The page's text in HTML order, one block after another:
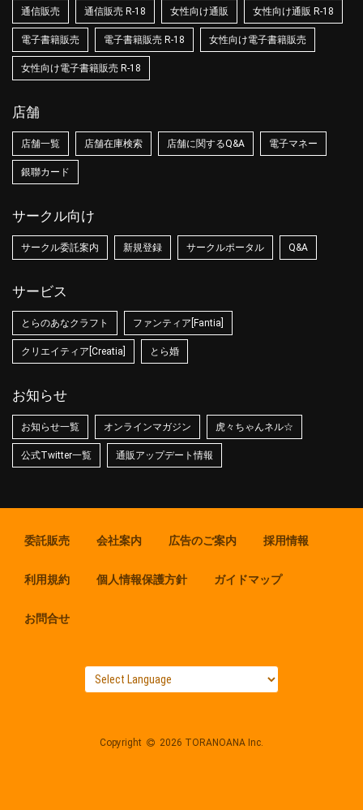
通信販売 通信販売 R-18 女性向け通販 女性向け通販 R-18
電子書籍販売 電子書籍販売 R-18 女性向け電子書籍販売
女性向け電子書籍販売 R-18
店舗
店舗一覧 店舗在庫検索 店舗に関するQ&A 電子マネー
銀聯カード
サークル向け
サークル委託案内 新規登録 サークルポータル Q&A
サービス
とらのあなクラフト ファンティア[Fantia]
クリエイティア[Creatia] とら婚
お知らせ
お知らせ一覧 オンラインマガジン 虎々ちゃんネル☆
公式Twitter一覧 通販アップデート情報
委託販売 会社案内 広告のご案内 採用情報
利用規約 個人情報保護方針 ガイドマップ
お問合せ
Copyright 2026 TORANOANA Inc.